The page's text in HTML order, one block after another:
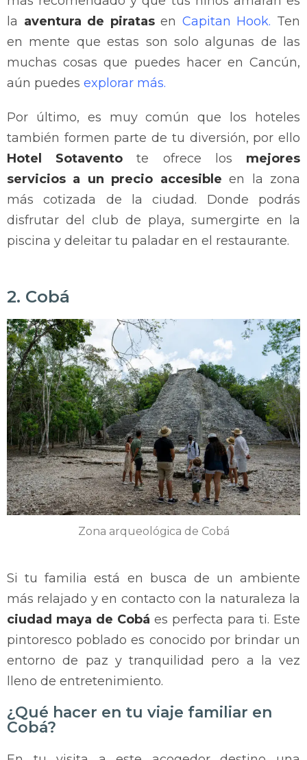
la aventura de piratasen Capitan Hook. Ten
en mente que estas son solo algunas de las
muchas cosas que puedes hacer en Cancún,
aún puedes explorar más.
Por último, es muy común que los hoteles
también formen parte de tu diversión, por ello
Hotel Sotavento te ofrece los mejores
servicios a un precio accesible en la zona
más cotizada de la ciudad. Donde podrás
disfrutar del club de playa, sumergirte en la
piscina y deleitar tu paladar en el restaurante.
2. Cobá
Zona arqueológica de Cobá
Si tu familia está en busca de un ambiente
más relajado y en contacto con la naturaleza la
ciudad maya de Cobá es perfecta para ti. Este
pintoresco poblado es conocido por brindar un
entorno de paz y tranquilidad pero a la vez
lleno de entretenimiento.
¿Qué hacer en tu viaje familiar en
Cobá?